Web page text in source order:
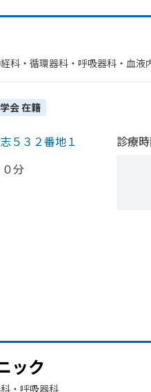
科・​循環器科・​呼吸器科・​血
会在籍
５３２番地１
分
診療
ック
・​呼吸器科